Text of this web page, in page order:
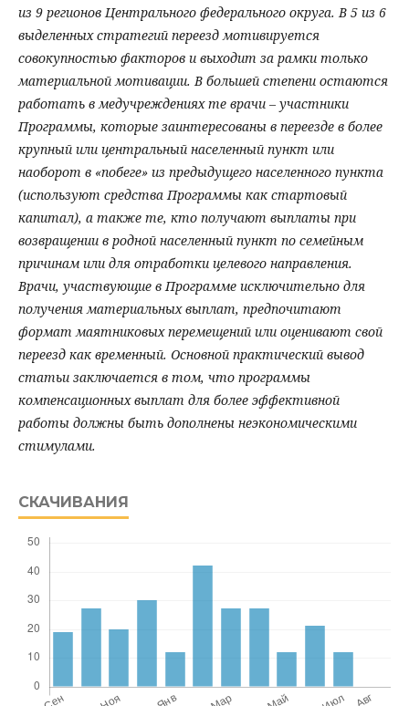
из 9 регионов Центрального федерального округа. В 5 из 6
выделенных стратегий переезд мотивируется
совокупностью факторов и выходит за рамки только
материальной мотивации. В большей степени остаются
работать в медучреждениях те врачи – участники
Программы, которые заинтересованы в переезде в более
крупный или центральный населенный пункт или
наоборот в «побеге» из предыдущего населенного пункта
(используют средства Программы как стартовый
капитал), а также те, кто получают выплаты при
возвращении в родной населенный пункт по семейным
причинам или для отработки целевого направления.
Врачи, участвующие в Программе исключительно для
получения материальных выплат, предпочитают
формат маятниковых перемещений или оценивают свой
переезд как временный. Основной практический вывод
статьи заключается в том, что программы
компенсационных выплат для более эффективной
работы должны быть дополнены неэкономическими
стимулами.
СКАЧИВАНИЯ